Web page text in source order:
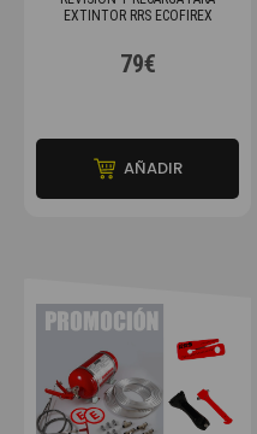
EXTINTOR RRS ECOFIREX
79€
AÑADIR